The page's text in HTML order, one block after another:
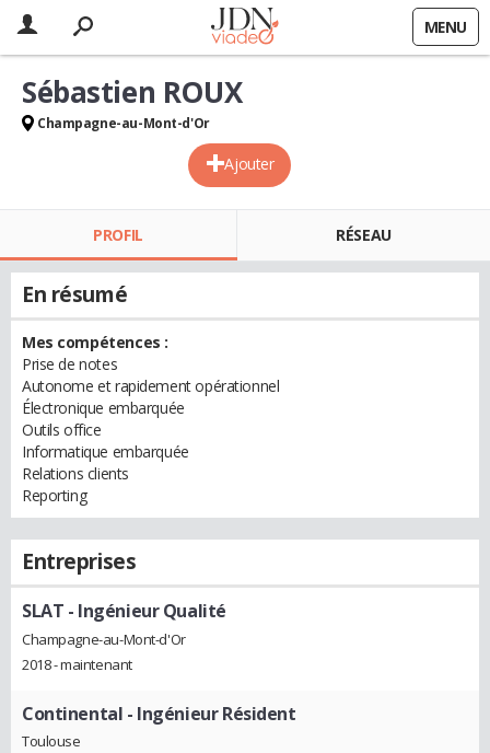
MENU
Ajouter
Sébastien ROUX
Champagne-au-Mont-d'Or
PROFIL RÉSEAU
En résumé
Mes compétences :
Prise de notes
Autonome et rapidement opérationnel
Électronique embarquée
Outils office
Informatique embarquée
Relations clients
Reporting
Entreprises
SLAT - Ingénieur Qualité
Champagne-au-Mont-d'Or
2018 - maintenant
Continental - Ingénieur Résident
Toulouse